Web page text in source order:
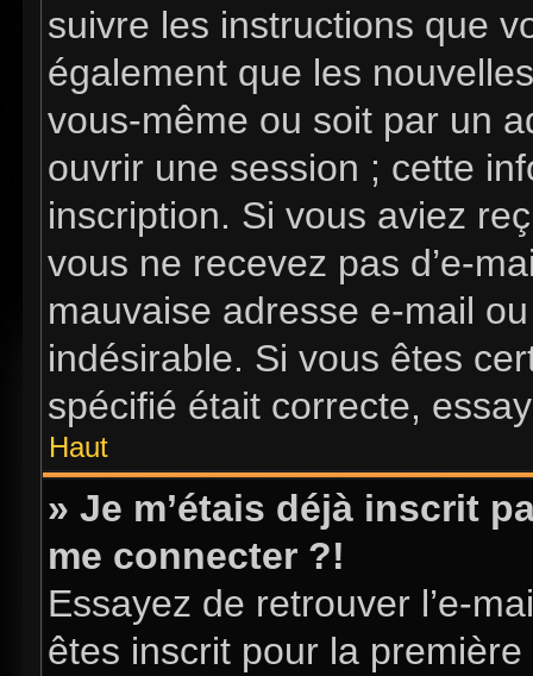
suivre les instructions que
également que les
vous-même ou soit par un
ouvrir une session ; cette
inscription. Si vous aviez
vous ne recevez pas d’e-
mauvaise adresse e-mail
indésirable. Si vous êtes
spécifié était correcte,
Haut
» Je m’étais déjà inscrit
me connecter ?!
Essayez de retrouver l’e-
êtes inscrit pour la